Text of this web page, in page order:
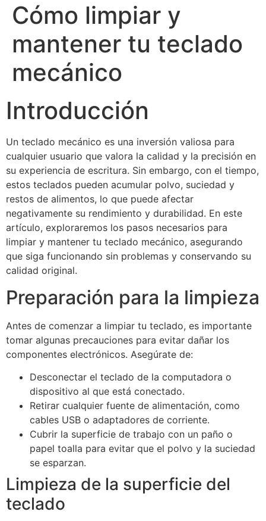
Cómo limpiar y
mantener tu teclado
mecánico
Introducción
Un teclado mecánico es una inversión valiosa para
cualquier usuario que valora la calidad y la precisión en
su experiencia de escritura. Sin embargo, con el tiempo,
estos teclados pueden acumular polvo, suciedad y
restos de alimentos, lo que puede afectar
negativamente su rendimiento y durabilidad. En este
artículo, exploraremos los pasos necesarios para
limpiar y mantener tu teclado mecánico, asegurando
que siga funcionando sin problemas y conservando su
calidad original.
Preparación para la limpieza
Antes de comenzar a limpiar tu teclado, es importante
tomar algunas precauciones para evitar dañar los
componentes electrónicos. Asegúrate de:
Desconectar el teclado de la computadora o
dispositivo al que está conectado.
Retirar cualquier fuente de alimentación, como
cables USB o adaptadores de corriente.
Cubrir la superficie de trabajo con un paño o
papel toalla para evitar que el polvo y la suciedad
se esparzan.
Limpieza de la superficie del
teclado